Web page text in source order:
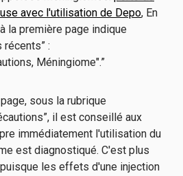
avec l'utilisation de Depo, En
la première page indique
récents” :
Méningiome".”
sous la rubrique
il est conseillé aux
immédiatement l'utilisation du
est diagnostiqué. C'est plus
les effets d'une injection